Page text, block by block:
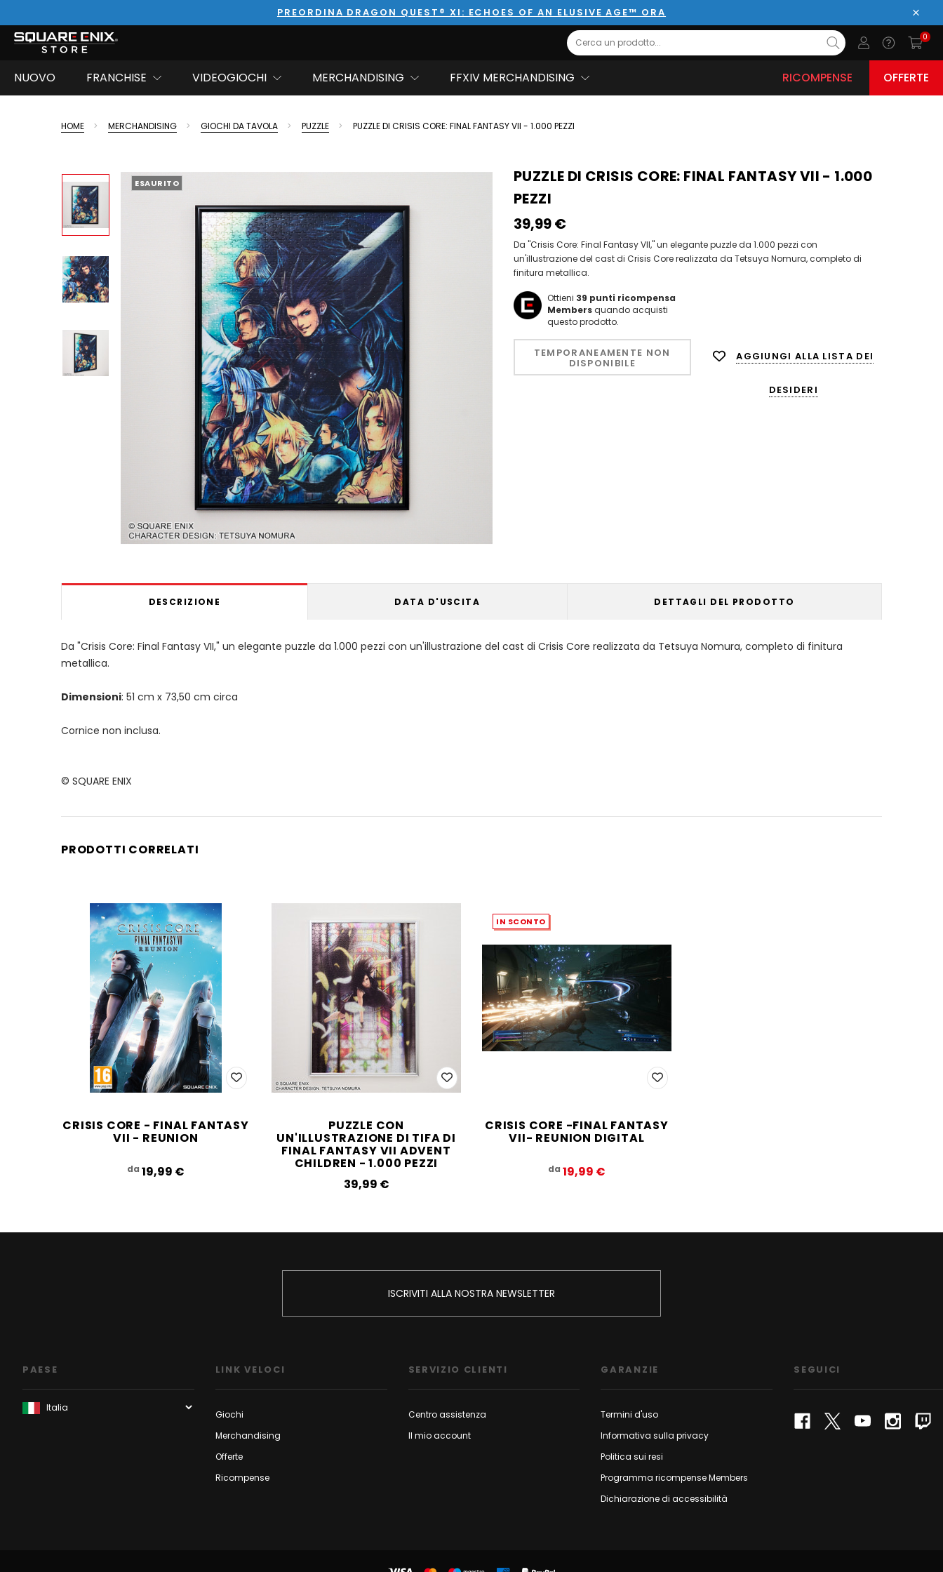
PREORDINA DRAGON QUEST® XI: ECHOES OF AN ELUSIVE AGE™ ORA
Search
0
NUOVO FRANCHISE VIDEOGIOCHI MERCHANDISING FFXIV MERCHANDISING RICOMPENSE OFFERTE
HOME MERCHANDISING GIOCHI DA TAVOLA PUZZLE PUZZLE DI CRISIS CORE: FINAL FANTASY VII - 1.000 PEZZI
ESAURITO
PUZZLE DI CRISIS CORE: FINAL FANTASY VII - 1.000
PEZZI
39,99‎ ‎€
Da "Crisis Core: Final Fantasy VII," un elegante puzzle da 1.000 pezzi con
un'illustrazione del cast di Crisis Core realizzata da Tetsuya Nomura, completo di
finitura metallica.
Ottieni 39 punti ricompensa
Membersquando acquisti
questo prodotto.
TEMPORANEAMENTE NON
DISPONIBILE
AGGIUNGI ALLA LISTA DEI
DESIDERI
DESCRIZIONE DATA D'USCITA DETTAGLI DEL PRODOTTO
Da "Crisis Core: Final Fantasy VII," un elegante puzzle da 1.000 pezzi con un'illustrazione del cast di Crisis Core realizzata da Tetsuya Nomura, completo di finitura
metallica.
Dimensioni: 51 cm x 73,50 cm circa
Cornice non inclusa.
© SQUARE ENIX
PRODOTTI CORRELATI
CRISIS CORE - FINAL FANTASY
VII - REUNION
da 19,99‎ ‎€
PUZZLE CON
UN'ILLUSTRAZIONE DI TIFA DI
FINAL FANTASY VII ADVENT
CHILDREN - 1.000 PEZZI
39,99‎ ‎€
IN SCONTO
CRISIS CORE -FINAL FANTASY
VII- REUNION DIGITAL
da 19,99‎ ‎€
ISCRIVITI ALLA NOSTRA NEWSLETTER
PAESE LINK VELOCI
Giochi
Merchandising
Offerte
Ricompense
SERVIZIO CLIENTI
Centro assistenza
Il mio account
GARANZIE
Termini d'uso
Informativa sulla privacy
Politica sui resi
Programma ricompense Members
Dichiarazione di accessibilità
SEGUICI